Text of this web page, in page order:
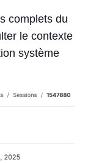
complets du
le contexte
système